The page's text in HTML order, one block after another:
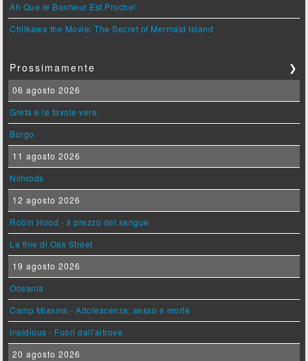
Ah Que le Bonheur Est Proche!
Chiikawa the Movie: The Secret of Mermaid Island
Prossimamente ❯
06 agosto 2026
Greta e le favole vere
Borgo
11 agosto 2026
Nimrods
12 agosto 2026
Robin Hood - Il prezzo del sangue
La fine di Oak Street
19 agosto 2026
Oceania
Camp Miasma - Adolescenza, sesso e morte
Insidious - Fuori dall'altrove
20 agosto 2026